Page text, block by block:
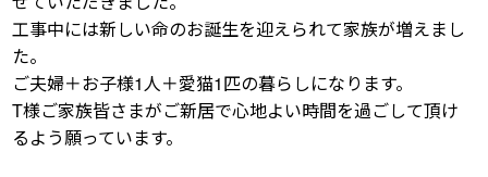
工事中には新しい命のお誕生を迎えられて家族が増えまし
た。
ご夫婦＋お子様1人＋愛猫1匹の暮らしになります。
T様ご家族皆さまがご新居で心地よい時間を過ごして頂け
るよう願っています。